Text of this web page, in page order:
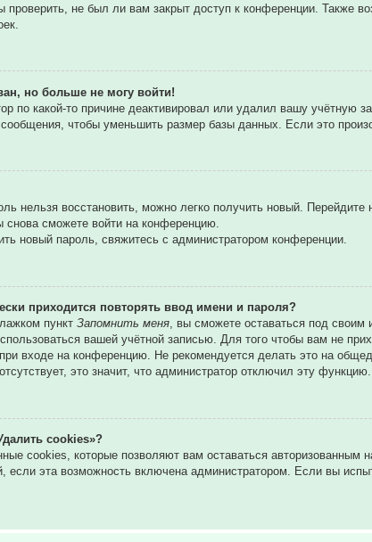
проверить, не был ли вам закрыт доступ к конференции. Также
но больше не могу войти!
по какой-то причине деактивировал или удалил вашу учётную
чтобы уменьшить размер базы данных. Если это
нельзя восстановить, можно легко получить новый.
снова сможете войти на конференцию.
новый пароль, свяжитесь с администратором конференции.
приходится повторять ввод имени и пароля?
пункт Запомнить меня, вы сможете оставаться под своим
вашей учётной записью. Для того чтобы вам не
при входе на конференцию. Не рекомендуется делать это на
отсутствует, это значит, что администратор отключил эту функцию.
cookies»?
cookies, которые позволяют вам оставаться
если эта возможность включена администратором. Если вы